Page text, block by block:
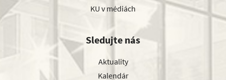
KU v médiách
Sledujte nás
Aktuality
Kalendár